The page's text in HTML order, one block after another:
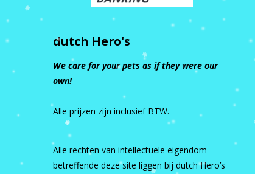
dutch Hero's
We care for your pets as if they were our
own!
Alle prijzen zijn inclusief BTW.
Alle rechten van intellectuele eigendom
betreffende deze site liggen bij dutch Hero’s